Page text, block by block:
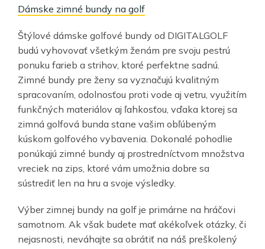
Dámske zimné bundy na golf
Štýlové dámske golfové bundy od DIGITALGOLF
budú vyhovovať všetkým ženám pre svoju pestrú
ponuku farieb a strihov, ktoré perfektne sadnú.
Zimné bundy pre ženy sa vyznačujú kvalitným
spracovaním, odolnosťou proti vode aj vetru, využitím
funkčných materiálov aj ľahkosťou, vďaka ktorej sa
zimná golfová bunda stane vašim obľúbeným
kúskom golfového vybavenia. Dokonalé pohodlie
ponúkajú zimné bundy aj prostredníctvom množstva
vreciek na zips, ktoré vám umožnia dobre sa
sústrediť len na hru a svoje výsledky.
Výber zimnej bundy na golf je primárne na hráčovi
samotnom. Ak však budete mať akékoľvek otázky, či
nejasnosti, neváhajte sa obrátiť na náš preškolený